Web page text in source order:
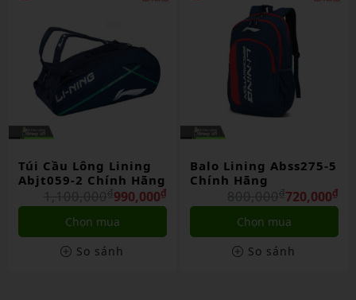
Balo Lining Abss275-5
Chính Hãng
720,000
800,000₫
Chọn mua
So sánh
Túi Cầu Lông Lining
Abjt059-1 Chính Hãng
990,000
1,100,000₫
Chọn mua
So sánh